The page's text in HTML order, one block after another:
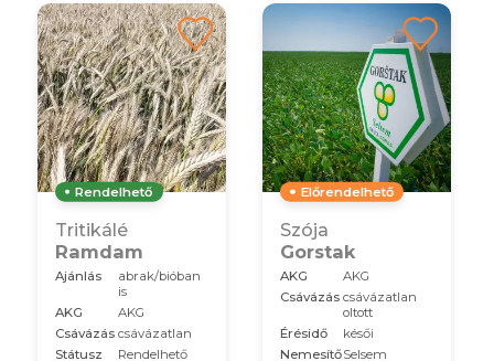
Rendelhető
Tritikálé
Ramdam
Ajánlás
abrak/bióban
is
AKG
AKG
Csávázás csávázatlan
Státusz
Rendelhető
Előrendelhető
Szója
Gorstak
AKG
AKG
Csávázás csávázatlan
oltott
Érésidő
késői
NemesítőSelsem